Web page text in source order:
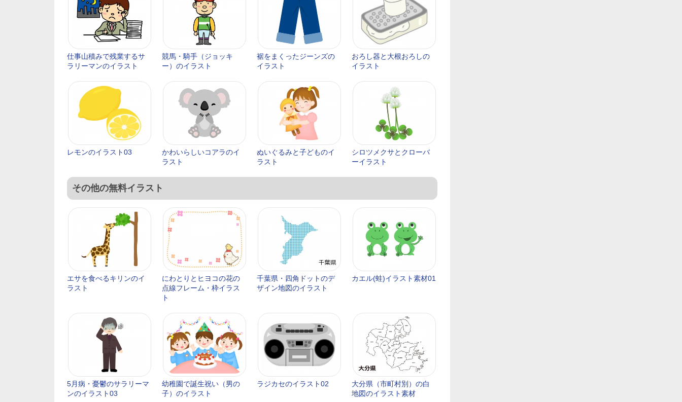
仕事山積みで残業するサ
ラリーマンのイラスト
競馬・騎手（ジョッキ
ー）のイラスト
裾をまくったジーンズの
イラスト
おろし器と大根おろしの
イラスト
レモンのイラスト03
かわいらしいコアラのイ
ラスト
ぬいぐるみと子どものイ
ラスト
シロツメクサとクローバ
ーイラスト
その他の無料イラスト
エサを食べるキリンのイ
ラスト
にわとりとヒヨコの花の
点線フレーム・枠イラス
ト
千葉県・四角ドットのデ
ザイン地図のイラスト
カエル(蛙)イラスト素材01
5月病・憂鬱のサラリーマ
ンのイラスト03
幼稚園で誕生祝い（男の
子）のイラスト
ラジカセのイラスト02
大分県（市町村別）の白
地図のイラスト素材